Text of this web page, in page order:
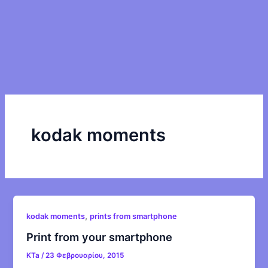
kodak moments
kodak moments,prints from smartphone
Print from your smartphone
KTa /23 Φεβρουαρίου, 2015